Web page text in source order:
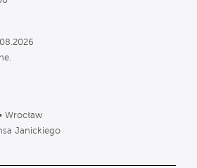
Wrocław
Janickiego